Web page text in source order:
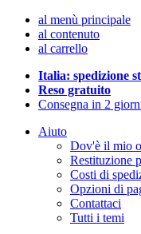
al menù principale
al contenuto
al carrello
Italia: spedizione
Reso gratuito
Consegna in 2
Aiuto
Dov'è il mio
Restituzione
Costi di
Opzioni di
Contattaci
Tutti i temi